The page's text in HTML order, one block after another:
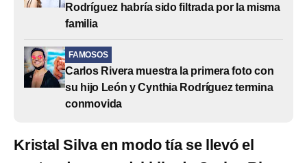
Rodríguez habría sido filtrada por la misma
familia
FAMOSOS
Carlos Rivera muestra la primera foto con
su hijo León y Cynthia Rodríguez termina
conmovida
Kristal Silva en modo tía se llevó el